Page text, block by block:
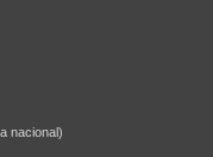
nacional)